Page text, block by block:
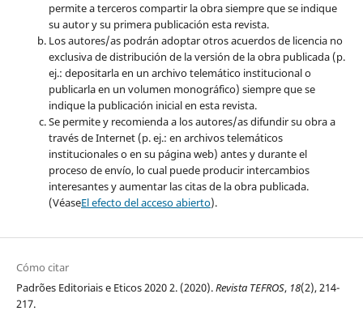
permite a terceros compartir la obra siempre que se indique
su autor y su primera publicación esta revista.
Los autores/as podrán adoptar otros acuerdos de licencia no
exclusiva de distribución de la versión de la obra publicada (p.
ej.: depositarla en un archivo telemático institucional o
publicarla en un volumen monográfico) siempre que se
indique la publicación inicial en esta revista.
Se permite y recomienda a los autores/as difundir su obra a
través de Internet (p. ej.: en archivos telemáticos
institucionales o en su página web) antes y durante el
proceso de envío, lo cual puede producir intercambios
interesantes y aumentar las citas de la obra publicada.
(VéaseEl efecto del acceso abierto).
Cómo citar
Padrões Editoriais e Eticos 2020 2. (2020).Revista TEFROS, 18(2), 214-
217.